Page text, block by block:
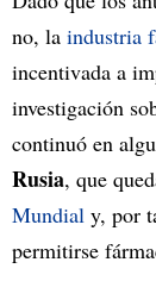
no, la industria
incentivada a
investigación
continuó en
Rusia, que
Mundial y, por
permitirse